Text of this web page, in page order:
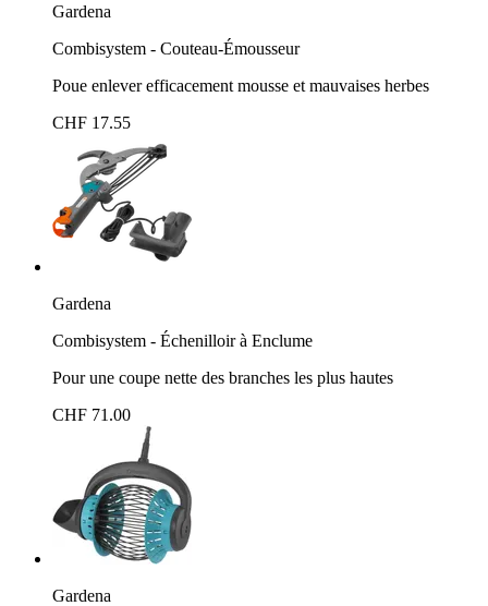
Gardena
Combisystem - Couteau-Émousseur
Poue enlever efficacement mousse et mauvaises herbes
CHF 17.55
Gardena
Combisystem - Échenilloir à Enclume
Pour une coupe nette des branches les plus hautes
CHF 71.00
Gardena